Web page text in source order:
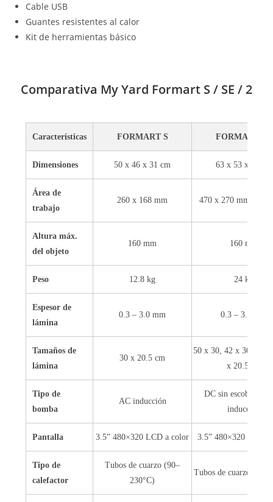
Cable USB
Guantes resistentes al calor
Kit de herramientas básico
Comparativa My Yard Formart S / SE / 2
Características FORMART S FORMART SE
Dimensiones 50 x 46 x 31 cm 63 x 53 x 48 cm
Área de
trabajo
260 x 168 mm 470 x 270 mm
Altura máx.
del objeto
160 mm 160 mm
Peso 12.8 kg 24 kg
Espesor de
lámina
0.3 – 3.0 mm 0.3 – 3.0 mm
Tamaños de
lámina
30 x 20.5 cm
50 x 30, 42 x 30, 30 x
x 20.5 cm
Tipo de
bomba
AC inducción
DC sin escobillas +
inducción
Pantalla 3.5” 480×320 LCD a color 3.5” 480×320 LCD a
Tipo de
calefactor
Tubos de cuarzo (90–
230°C)
Tubos de cuarzo